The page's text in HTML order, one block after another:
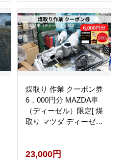
煤取り 作業 クーポン券
6，000円分 MAZDA車
（ディーゼル）限定[ 煤
取り マツダ ディーゼル
23,000円